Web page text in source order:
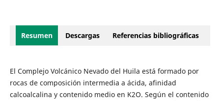
Resumen Descargas Referencias bibliográficas
El Complejo Volcánico Nevado del Huila está formado por
rocas de composición intermedia a ácida, afinidad
calcoalcalina y contenido medio en K2O. Según el contenido